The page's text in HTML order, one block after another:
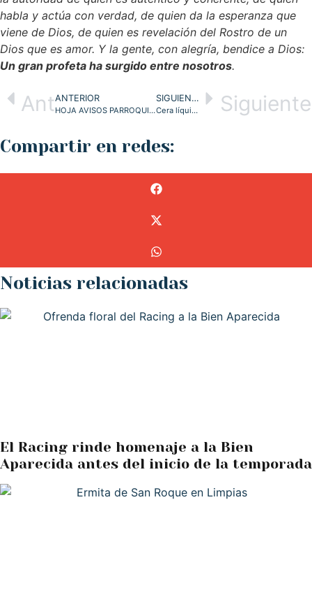
habla y actúa con verdad, de quien da la esperanza que
viene de Dios, de quien es revelación del Rostro de un
Dios que es amor. Y la gente, con alegría, bendice a Dios:
Un gran profeta ha surgido entre nosotros.
AntANTERIOR
HOJA AVISOS PARROQUIA LA ASUNCIÓN DE TORRELAVEGA
SIGUIENTE
Cera líquida, carbón… y albas, camisas: TAMBIÉN! en la Librería de Pastoral de la diócesis Siguiente
Compartir en redes:
Noticias relacionadas
El Racing rinde homenaje a la Bien
Aparecida antes del inicio de la temporada